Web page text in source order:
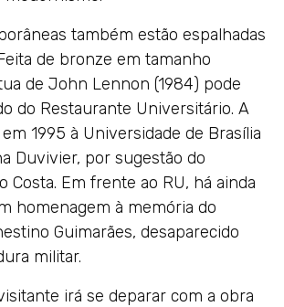
também estão espalhadas
de bronze em tamanho
de John Lennon (1984) pode
do Restaurante Universitário. A
1995 à Universidade de Brasília
Duvivier, por sugestão do
Costa. Em frente ao RU, há ainda
homenagem à memória do
Guimarães, desaparecido
militar.
irá se deparar com a obra